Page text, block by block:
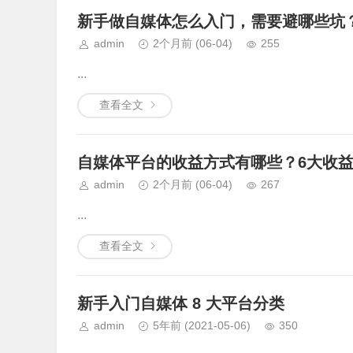
新手做自媒体怎么入门，需要避哪些坑
admin 2个月前 (06-04) 255
...
查看全文
自媒体平台的收益方式有哪些？6大收
admin 2个月前 (06-04) 267
...
查看全文
新手入门自媒体 8 大平台分类
admin 5年前 (2021-05-06) 350